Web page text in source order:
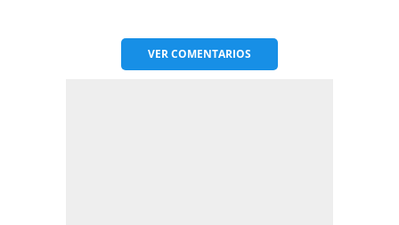
VERCOMENTARIOS